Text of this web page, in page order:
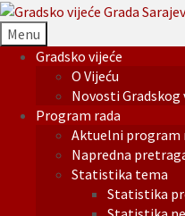
Menu
Gradsko vijeće
O Vijeću
Novosti Gradskog
Program rada
Aktuelni program
Napredna
Statistika tema
Statistika